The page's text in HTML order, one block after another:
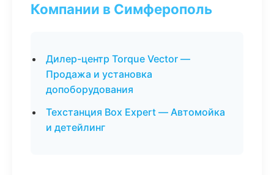
Компании в Симферополь
Дилер-центр Torque Vector —
Продажа и установка
допоборудования
Техстанция Box Expert — Автомойка
и детейлинг